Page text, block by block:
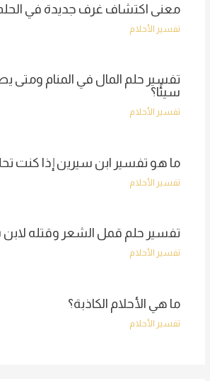
معنى اكتشاف غرف جديدة في
تفسير الأحلام
تفسير حلم المال في المنام ومتى
سيئًا؟
تفسير الأحلام
ما هو تفسير ابن سيرين إذا كنت
تفسير الأحلام
تفسير حلم قمل الشعر وقتله
تفسير الأحلام
ما هي الأحلام الكاذبة؟
تفسير الأحلام